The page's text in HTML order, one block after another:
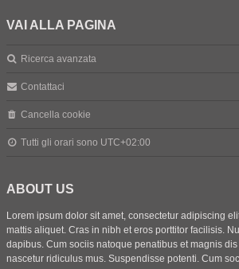
VAI ALLA PAGINA
Ricerca avanzata
Contattaci
Cancella cookie
Tutti gli orari sono UTC+02:00
ABOUT US
Lorem ipsum dolor sit amet, consectetur adipiscing
mattis aliquet. Cras in nibh et eros porttitor facilisis.
dapibus. Cum sociis natoque penatibus et magnis
nascetur ridiculus mus. Suspendisse potenti. Cum